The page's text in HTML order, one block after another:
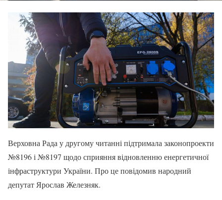
Верховна Рада у другому читанні підтримала законопроекти
№8196 і №8197 щодо сприяння відновленню енергетичної
інфраструктури України. Про це повідомив народний
депутат Ярослав Железняк.